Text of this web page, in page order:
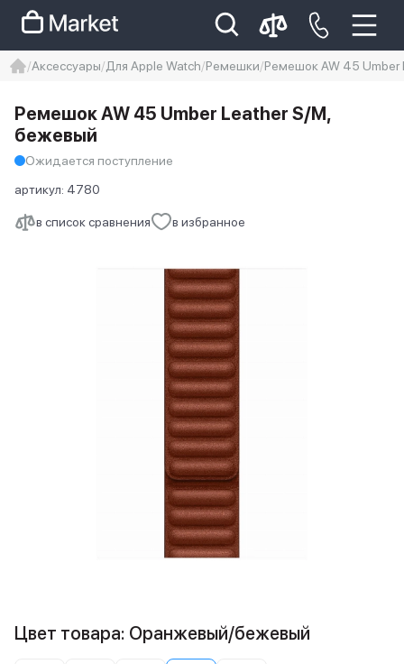
Iphone 14 pro max
айфон 14
Аксессуары Для Apple Watch Ремешки Ремешок AW 45
в список сравнения в избранное
Ремешок AW 45 Umber Leather S/M,
бежевый
Ожидается поступление
артикул: 4780
Цвет товара: Оранжевый/бежевый